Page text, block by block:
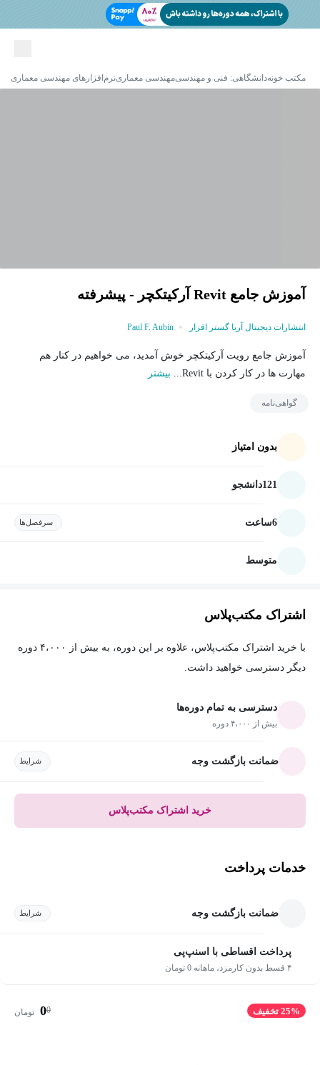
مکتب خونهدانشگاهی: فنی و مهندسیمهندسی معمارینرم‌افزارهای مهندسی معماری
آموزش جامع Revit آرکیتکچر - پیشرفته
انتشارات دیجیتال آریا گستر افزار Paul F. Aubin
آموزش جامع رویت آرکیتکچر خوش آمدید، می خواهیم در کنار هم
مهارت ها در کار کردن با Revit...
بیشتر
گواهی‌نامه
بدون امتیاز
121دانشجو
6ساعت سرفصل‌ها
متوسط
اشتراک مکتب‌پلاس
با خرید اشتراک مکتب‌پلاس، علاوه بر این دوره، به بیش از ۴،۰۰۰ دوره
دیگر دسترسی خواهید داشت.
دسترسی به تمام دوره‌ها
بیش از ۴،۰۰۰ دوره
ضمانت بازگشت وجه شرایط
خرید اشتراک مکتب‌پلاس
خدمات پرداخت
ضمانت بازگشت وجه شرایط
پرداخت اقساطی با اسنپ‌پی
۴ قسط بدون کارمزد، ماهانه 0 تومان
25% تخفیف 0
0 تومان